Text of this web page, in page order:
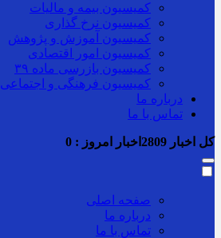
کمیسیون بیمه و مالیات
کمیسیون نرخ گذاری
کمیسیون آموزش و پژوهش
کمیسیون امور اقتصادی
کمیسیون بازرسی ماده ۳۹
کمیسیون فرهنگی و اجتماعی
درباره ما
تماس با ما
کل اخبار اخبار امروز : 0
صفحه اصلی
درباره ما
تماس با ما